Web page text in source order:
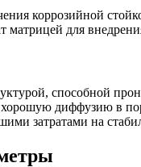
коррозийной
для
способной
диффузию в
затратами на